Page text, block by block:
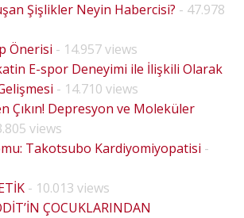
Şişlikler Neyin Habercisi? - 47.978
Önerisi - 14.957 views
E-spor Deneyimi ile İlişkili Olarak
- 14.710 views
Çıkın! Depresyon ve Moleküler
views
Takotsubo Kardiyomiyopatisi -
- 10.013 views
ÇOCUKLARINDAN